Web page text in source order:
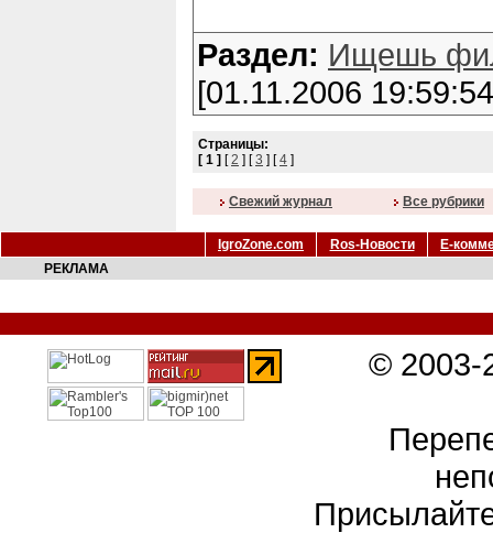
Раздел: Ищешь
[01.11.2006
Страницы:
[ 1 ] [2 ] [3 ] [4 ]
Cвежий журнал Все рубрики
IgroZone.com Ros-Новости
Е-
РЕКЛАМА
©